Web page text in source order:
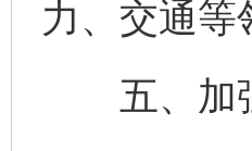
力、交通等
五、加强